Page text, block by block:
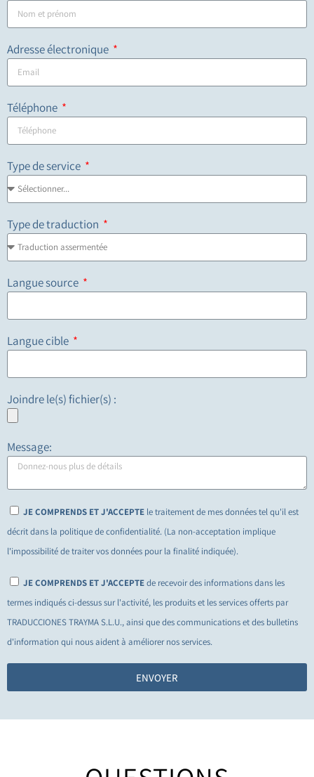
Adresse électronique
Téléphone
Type de service
Type de traduction
Langue source
Langue cible
Joindre le(s) fichier(s) :
Message:
JE COMPRENDS ET J'ACCEPTE le traitement de mes données tel qu'il est
décrit dans la politique de confidentialité. (La non-acceptation implique
l'impossibilité de traiter vos données pour la finalité indiquée).
JE COMPRENDS ET J'ACCEPTEde recevoir des informations dans les
termes indiqués ci-dessus sur l'activité, les produits et les services offerts par
TRADUCCIONES TRAYMA S.L.U., ainsi que des communications et des bulletins
d'information qui nous aident à améliorer nos services.
ENVOYER